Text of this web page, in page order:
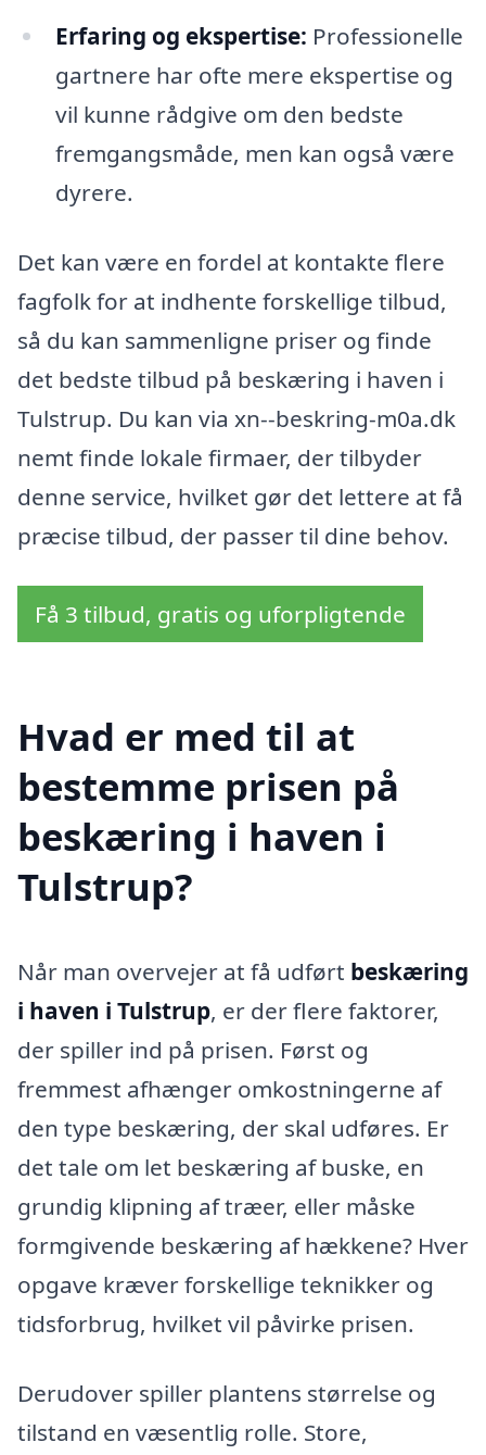
Erfaring og ekspertise: Professionelle
gartnere har ofte mere ekspertise og
vil kunne rådgive om den bedste
fremgangsmåde, men kan også være
dyrere.
Det kan være en fordel at kontakte flere
fagfolk for at indhente forskellige tilbud,
så du kan sammenligne priser og finde
det bedste tilbud på beskæring i haven i
Tulstrup. Du kan via xn--beskring-m0a.dk
nemt finde lokale firmaer, der tilbyder
denne service, hvilket gør det lettere at få
præcise tilbud, der passer til dine behov.
Få 3 tilbud, gratis og uforpligtende
Hvad er med til at
bestemme prisen på
beskæring i haven i
Tulstrup?
Når man overvejer at få udført beskæring
i haven i Tulstrup, er der flere faktorer,
der spiller ind på prisen. Først og
fremmest afhænger omkostningerne af
den type beskæring, der skal udføres. Er
det tale om let beskæring af buske, en
grundig klipning af træer, eller måske
formgivende beskæring af hækkene? Hver
opgave kræver forskellige teknikker og
tidsforbrug, hvilket vil påvirke prisen.
Derudover spiller plantens størrelse og
tilstand en væsentlig rolle. Store,